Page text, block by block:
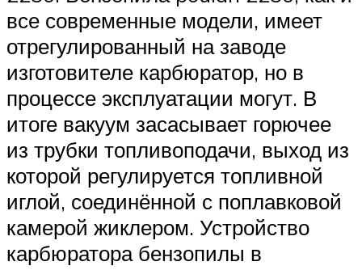
все современные модели, имеет
отрегулированный на заводе
изготовителе карбюратор, но в
процессе эксплуатации могут. В
итоге вакуум засасывает горючее
из трубки топливоподачи, выход из
которой регулируется топливной
иглой, соединённой с поплавковой
камерой жиклером. Устройство
карбюратора бензопилы в